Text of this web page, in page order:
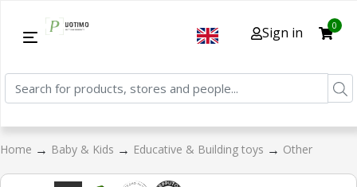
Sign in 0
Home → Baby & Kids → Educative & Building toys → Other